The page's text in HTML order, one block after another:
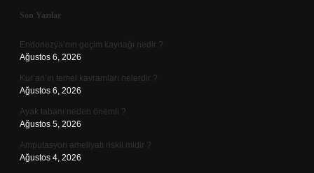
Sidebar
Son Yazılar
Endonezya’nın geçim kaynağı nedir ?
Ağustos 6, 2026
Kur’an’ın temel kavramları nelerdir ?
Ağustos 6, 2026
Ayak tabanı neden önemli ?
Ağustos 5, 2026
Amputasyon ameliyatı riskli midir ?
Ağustos 4, 2026